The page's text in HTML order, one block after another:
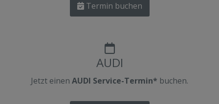
Termin buchen
AUDI
Jetzt einen AUDI Service-Termin* buchen.